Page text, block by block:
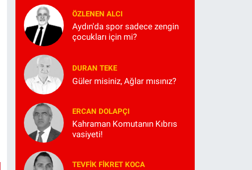
ÖZLENEN ALCI
Aydın'da spor sadece zengin
çocukları için mi?
DURAN TEKE
Güler misiniz, Ağlar mısınız?
ERCAN DOLAPÇI
Kahraman Komutanın Kıbrıs
vasiyeti!
TEVFIK FIKRET KOCA